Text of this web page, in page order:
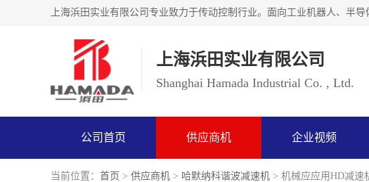
上海浜田实业有限公司
Shanghai Hamada Industrial Co. , Ltd.
公司首页 供应商机 企业视频
当前位置： 首页 > 供应商机 > 哈默纳科谐波减速机 > 机械应应用HD减速